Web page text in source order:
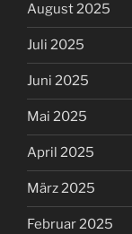
August 2025
Juli 2025
Juni 2025
Mai 2025
April 2025
März 2025
Februar 2025